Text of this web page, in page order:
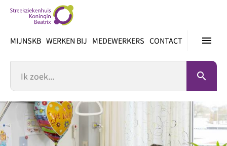
inhoud
menu
MIJNSKB WERKEN BIJ MEDEWERKERS CONTACT
search